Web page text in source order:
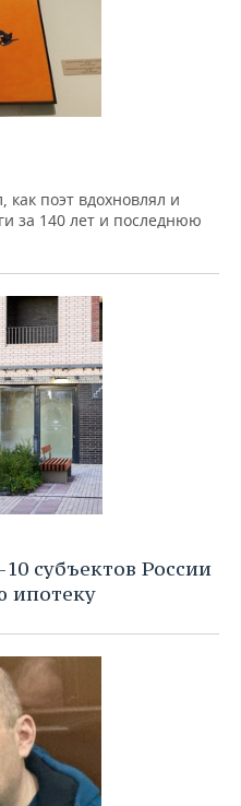
поэт вдохновлял и
за 140 лет и последнюю
субъектов России
ипотеку